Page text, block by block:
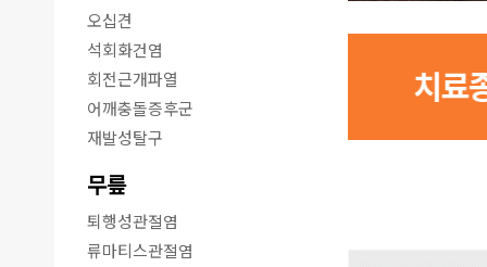
오십견
석회화건염
회전근개파열
어깨충돌증후군
재발성탈구
무릎
퇴행성관절염
류마티스관절염